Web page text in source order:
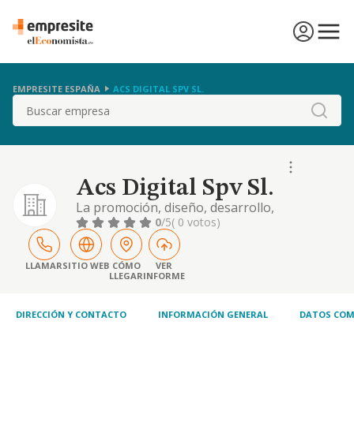
EMPRESITE ESPAÑA ACS DIGITAL SPV SL.
Buscar
Acs Digital Spv Sl.
La promoción, diseño, desarrollo,
comercialización, explotación, operación y
mantenimiento de centros de datos (data
centros) así como cualesquiera actividades
relacionadas con centros de datos
0/5( 0 votos)
LLAMARSITIO WEB CÓMO
LLEGAR
VER
INFORME
DIRECCIÓN Y CONTACTO INFORMACIÓN GENERAL DATOS